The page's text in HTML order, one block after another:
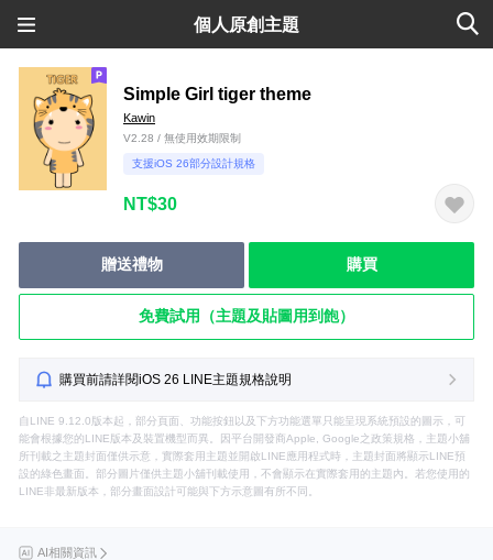
個人原創主題
Simple Girl tiger theme
Kawin
V2.28 / 無使用效期限制
支援iOS 26部分設計規格
NT$30
贈送禮物 購買
免費試用（主題及貼圖用到飽）
購買前請詳閱iOS 26 LINE主題規格說明
自LINE 9.12.0版本起，部分頁面、功能按鈕以及下方功能選單只能呈現系統預設的圖示，可
能會根據您的LINE版本及裝置機型而異。因平台開發商Apple, Google之政策規格，主題小舖
所刊載之主題封面僅供示意，實際套用主題並開啟LINE應用程式時，主題封面將顯示LINE預
設的綠色畫面。部分圖片僅供主題小舖刊載使用，不會顯示在實際套用的主題內。若您使用的
LINE非最新版本，部分畫面設計可能與下方示意圖有所不同。
AI相關資訊